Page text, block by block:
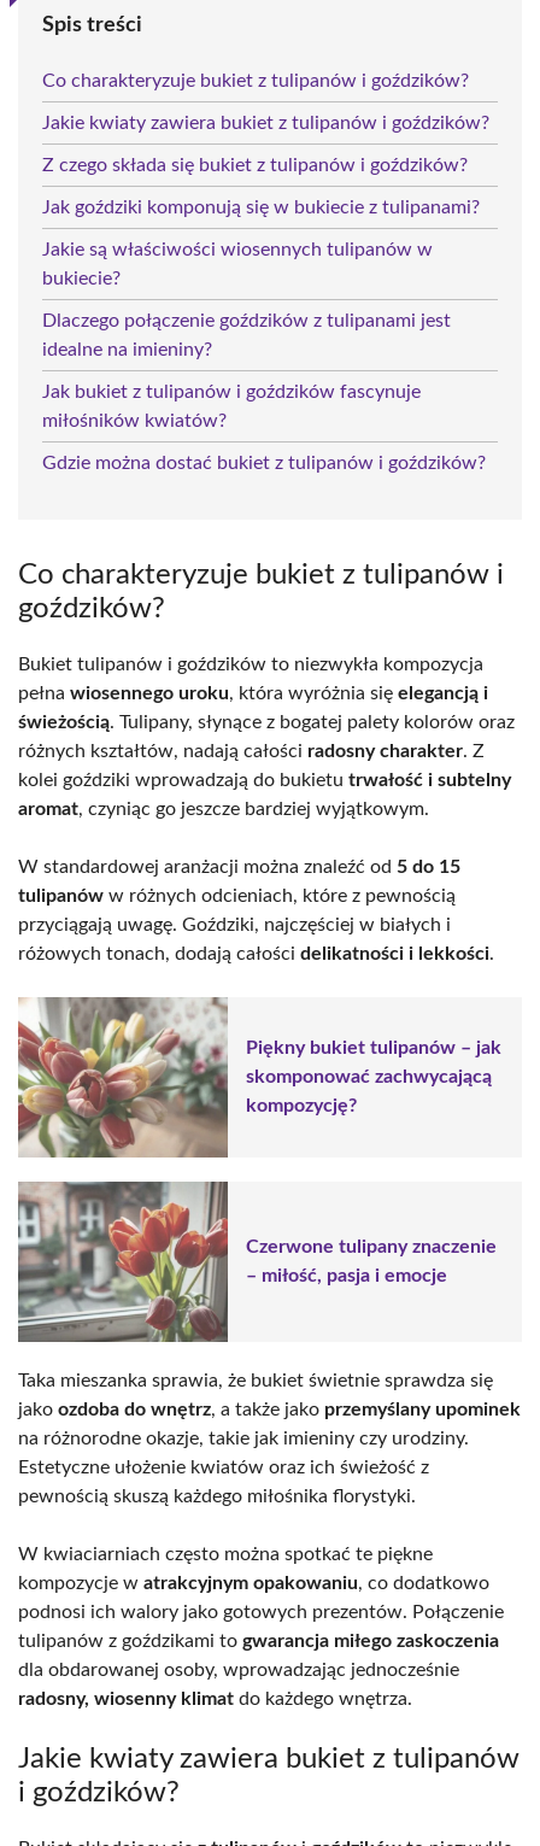
Spis treści
Co charakteryzuje bukiet z tulipanów i goździków?
Jakie kwiaty zawiera bukiet z tulipanów i goździków?
Z czego składa się bukiet z tulipanów i goździków?
Jak goździki komponują się w bukiecie z tulipanami?
Jakie są właściwości wiosennych tulipanów w
bukiecie?
Dlaczego połączenie goździków z tulipanami jest
idealne na imieniny?
Jak bukiet z tulipanów i goździków fascynuje
miłośników kwiatów?
Gdzie można dostać bukiet z tulipanów i goździków?
Co charakteryzuje bukiet z tulipanów i
goździków?
Bukiet tulipanów i goździków to niezwykła kompozycja
pełna wiosennego uroku, która wyróżnia się elegancją i
świeżością. Tulipany, słynące z bogatej palety kolorów oraz
różnych kształtów, nadają całości radosny charakter. Z
kolei goździki wprowadzają do bukietu trwałość i subtelny
aromat, czyniąc go jeszcze bardziej wyjątkowym.
W standardowej aranżacji można znaleźć od 5 do 15
tulipanów w różnych odcieniach, które z pewnością
przyciągają uwagę. Goździki, najczęściej w białych i
różowych tonach, dodają całości delikatności i lekkości.
Piękny bukiet tulipanów – jak
skomponować zachwycającą
kompozycję?
Czerwone tulipany znaczenie
– miłość, pasja i emocje
Taka mieszanka sprawia, że bukiet świetnie sprawdza się
jako ozdoba do wnętrz, a także jako przemyślany upominek
na różnorodne okazje, takie jak imieniny czy urodziny.
Estetyczne ułożenie kwiatów oraz ich świeżość z
pewnością skuszą każdego miłośnika florystyki.
W kwiaciarniach często można spotkać te piękne
kompozycje w atrakcyjnym opakowaniu, co dodatkowo
podnosi ich walory jako gotowych prezentów. Połączenie
tulipanów z goździkami to gwarancja miłego zaskoczenia
dla obdarowanej osoby, wprowadzając jednocześnie
radosny, wiosenny klimat do każdego wnętrza.
Jakie kwiaty zawiera bukiet z tulipanów
i goździków?